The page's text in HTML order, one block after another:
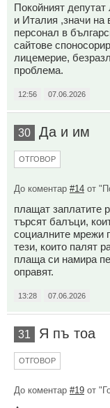
Покойният
и Италия ,значи на
персонал в
сайтове
лицемерие,
проблема.
12:56 07.06.2026
30 Да и им
ОТГОВОР
До коментар #14 от
плащат заплатите
търсят балъци,
социалните мрежи
тези, които палят
плаща си намира
оправят.
13:28 07.06.2026
31 Я пъ тоа
ОТГОВОР
До коментар #19 от